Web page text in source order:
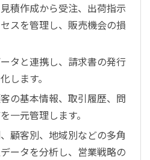
積作成から受注、出荷指示
スを管理し、販売機会の損
タと連携し、請求書の発行
します。
の基本情報、取引履歴、問
一元管理します。
顧客別、地域別などの多角
ータを分析し、営業戦略の